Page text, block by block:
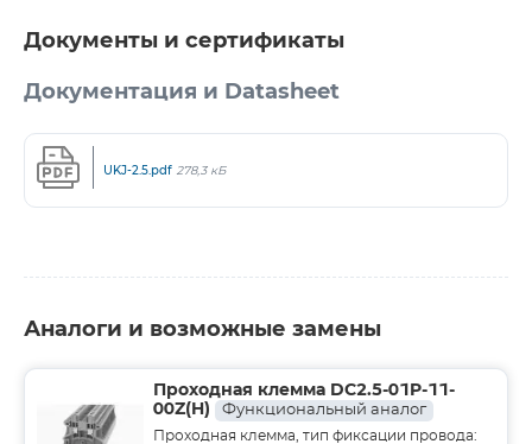
Документы и сертификаты
Документация и Datasheet
UKJ-2.5.pdf 278,3 кБ
Аналоги и возможные замены
Проходная клемма DC2.5-01P-11-
00Z(H)
Функциональный аналог
Проходная клемма, тип фиксации провода: